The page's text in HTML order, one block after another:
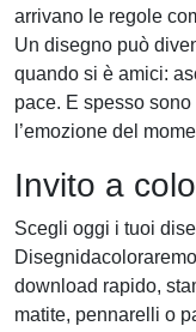
arrivano le regole
Un disegno può
quando si è amici:
pace. E spesso
l’emozione del
Invito a
Scegli oggi i tuoi
download rapido,
matite, pennarelli o